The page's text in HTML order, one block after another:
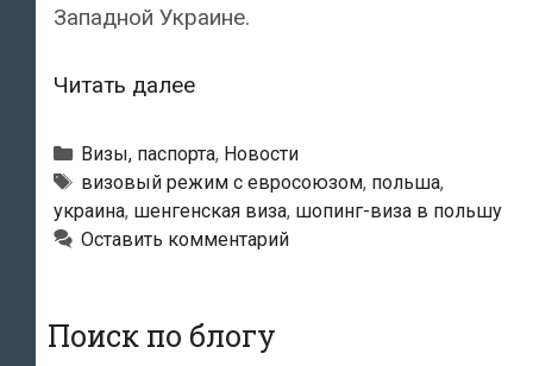
Западной Украине.
Читать далееЖителям
Украины
усложнили
получение
шопинг-
Польшу
Рубрики
Визы, паспорта, Новости
Метки
визовый режим с евросоюзом, польша,
украина, шенгенская виза, шопинг-виза в польшу
Оставить комментарий
Поиск по блогу